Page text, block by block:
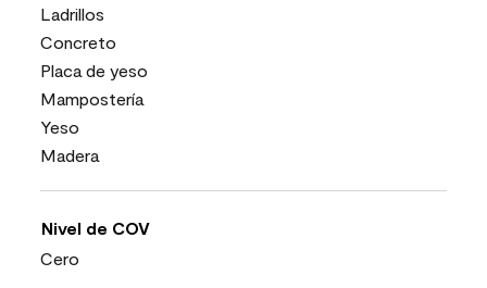
Ladrillos
Concreto
Placa de yeso
Mampostería
Yeso
Madera
Nivel de COV
Cero